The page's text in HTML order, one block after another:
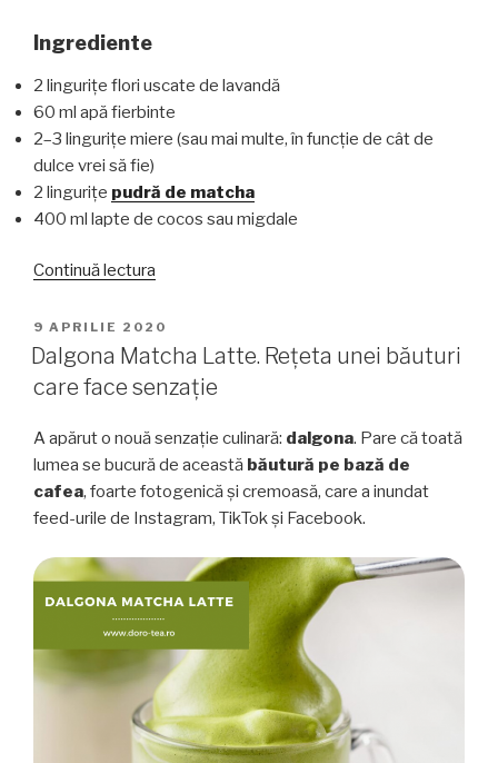
Ingrediente
2 lingurițe flori uscate de lavandă
60 ml apă fierbinte
2–3 lingurițe miere (sau mai multe, în funcție de cât de
dulce vrei să fie)
2 lingurițe pudră de matcha
400 ml lapte de cocos sau migdale
Continuă lectura
cu
lavandă”
PUBLICAT
PE
9 APRILIE 2020
Dalgona Matcha Latte. Rețeta unei băuturi
care face senzație
A apărut o nouă senzație culinară: dalgona. Pare că toată
lumea se bucură de această băutură pe bază de
cafea, foarte fotogenică și cremoasă, care a inundat
feed-urile de Instagram, TikTok și Facebook.